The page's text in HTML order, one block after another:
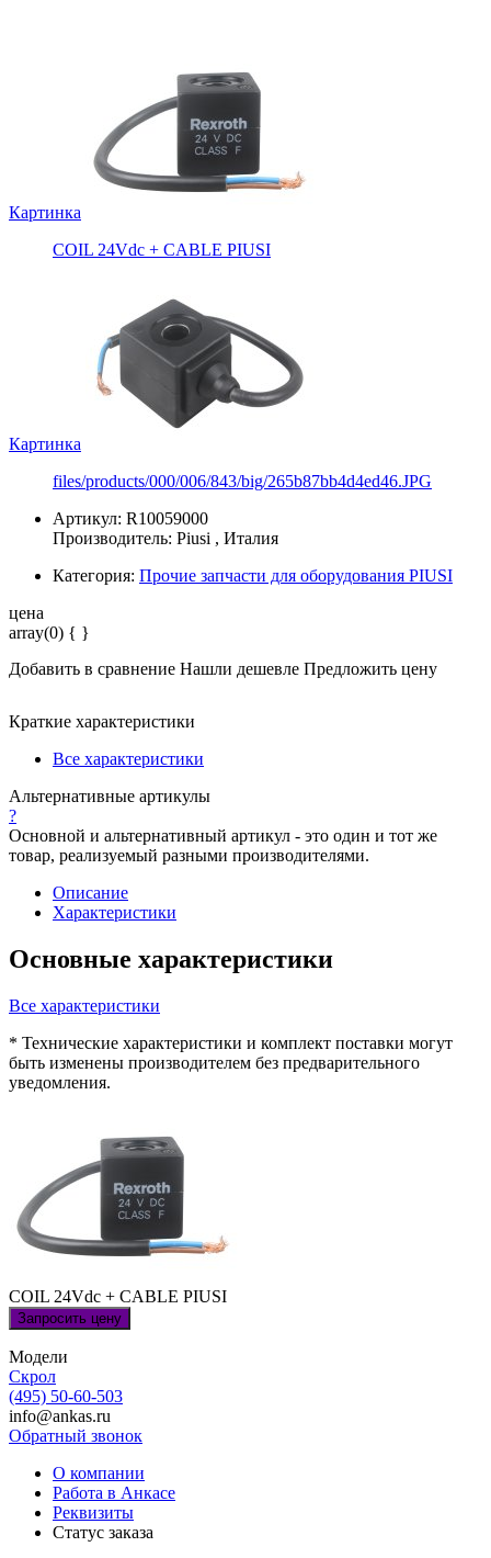
Картинка
COIL 24Vdc + CABLE PIUSI
Картинка
files/products/000/006/843/big/265b87bb4d4ed46.JPG
Артикул: R10059000
Производитель: Piusi , Италия
Категория: Прочие запчасти для оборудования PIUSI
цена
array(0) { }
Добавить в сравнение Нашли дешевле Предложить цену
Краткие характеристики
Все характеристики
Альтернативные артикулы
?
Основной и альтернативный артикул - это один и тот же
товар, реализуемый разными производителями.
Описание
Характеристики
Основные характеристики
Все характеристики
* Технические характеристики и комплект поставки могут
быть изменены производителем без предварительного
уведомления.
COIL 24Vdc + CABLE PIUSI
Запросить цену
Модели
Скрол
(495) 50-60-503
info@ankas.ru
Обратный звонок
О компании
Работа в Анкасе
Реквизиты
Статус заказа